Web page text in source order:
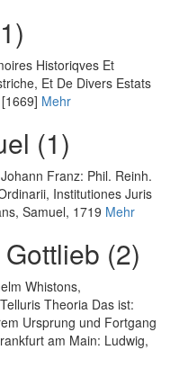
Historiqves Et
Et De Divers Estats
Mehr
(1)
Franz: Phil. Reinh.
Institutiones Juris
Samuel, 1719 Mehr
(2)
Whistons,
Theoria Das ist:
Ursprung und Fortgang
am Main: Ludwig,